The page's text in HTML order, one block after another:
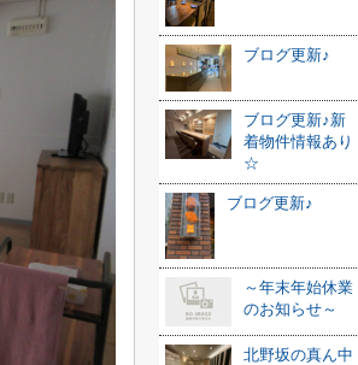
ブログ更新♪
ブログ更新♪新
着物件情報あり
☆
ブログ更新♪
～年末年始休業
のお知らせ～
北野坂の真ん中